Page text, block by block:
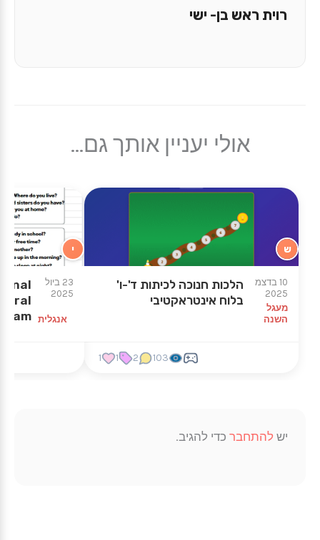
רוית ראש בן- ישי
אולי יעניין אותך גם...
ש
10 בדצמ
2025
מעגל
השנה
הלכות חנוכה לכיתות ד'-ו'
בלוח אינטראקטיבי
103
2
1
1
י
23 ביול
2025
אנגלית
oral
יש להתחבר כדי להגיב.